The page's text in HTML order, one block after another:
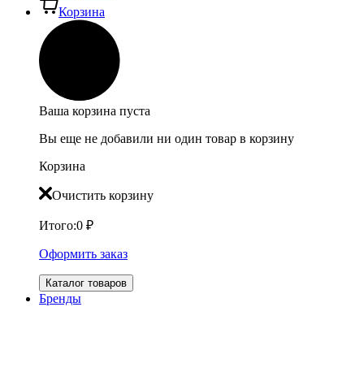
Корзина
Ваша корзина пуста
Вы еще не добавили ни один товар в корзину
Корзина
Очистить корзину
Итого:0 ₽
Оформить заказ
Каталог товаров
Бренды